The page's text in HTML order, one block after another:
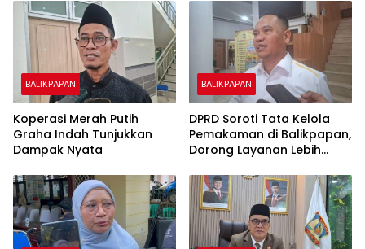
BALIKPAPAN
Koperasi Merah Putih
Graha Indah Tunjukkan
Dampak Nyata
BALIKPAPAN
DPRD Soroti Tata Kelola
Pemakaman di Balikpapan,
Dorong Layanan Lebih
Biaya Warga